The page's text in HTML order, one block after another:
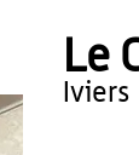
Le
iviers